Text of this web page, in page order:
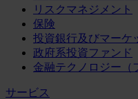
リスクマネジメント
保険
投資銀行及びマーケ
政府系投資ファンド
金融テクノロジー（
サービス